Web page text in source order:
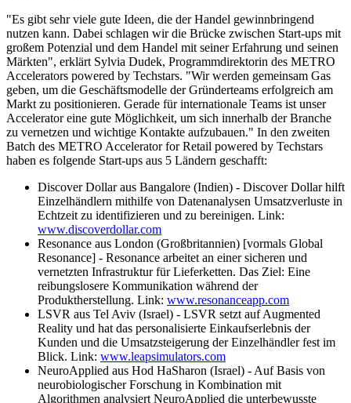
"Es gibt sehr viele gute Ideen, die der Handel gewinnbringend
nutzen kann. Dabei schlagen wir die Brücke zwischen Start-ups mit
großem Potenzial und dem Handel mit seiner Erfahrung und seinen
Märkten", erklärt Sylvia Dudek, Programmdirektorin des METRO
Accelerators powered by Techstars. "Wir werden gemeinsam Gas
geben, um die Geschäftsmodelle der Gründerteams erfolgreich am
Markt zu positionieren. Gerade für internationale Teams ist unser
Accelerator eine gute Möglichkeit, um sich innerhalb der Branche
zu vernetzen und wichtige Kontakte aufzubauen." In den zweiten
Batch des METRO Accelerator for Retail powered by Techstars
haben es folgende Start-ups aus 5 Ländern geschafft:
Discover Dollar aus Bangalore (Indien) - Discover Dollar hilft
Einzelhändlern mithilfe von Datenanalysen Umsatzverluste in
Echtzeit zu identifizieren und zu bereinigen. Link:
www.discoverdollar.com
Resonance aus London (Großbritannien) [vormals Global
Resonance] - Resonance arbeitet an einer sicheren und
vernetzten Infrastruktur für Lieferketten. Das Ziel: Eine
reibungslosere Kommunikation während der
Produktherstellung. Link: www.resonanceapp.com
LSVR aus Tel Aviv (Israel) - LSVR setzt auf Augmented
Reality und hat das personalisierte Einkaufserlebnis der
Kunden und die Umsatzsteigerung der Einzelhändler fest im
Blick. Link: www.leapsimulators.com
NeuroApplied aus Hod HaSharon (Israel) - Auf Basis von
neurobiologischer Forschung in Kombination mit
Algorithmen analysiert NeuroApplied die unterbewusste